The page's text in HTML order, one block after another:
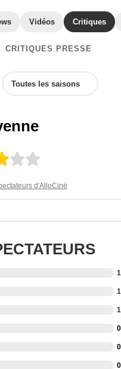
Vidéos Critiques
CRITIQUES PRESSE
Toutes les saisons
d'AlloCiné